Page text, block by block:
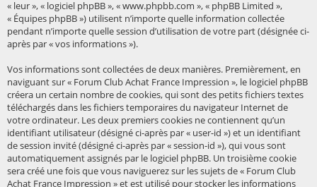
« leur », « logiciel phpBB », « www.phpbb.com », « phpBB Limited »,
« Équipes phpBB ») utilisent n’importe quelle information collectée
pendant n’importe quelle session d’utilisation de votre part (désignée ci-
après par « vos informations »).
Vos informations sont collectées de deux manières. Premièrement, en
naviguant sur « Forum Club Achat France Impression », le logiciel phpBB
créera un certain nombre de cookies, qui sont des petits fichiers textes
téléchargés dans les fichiers temporaires du navigateur Internet de
votre ordinateur. Les deux premiers cookies ne contiennent qu’un
identifiant utilisateur (désigné ci-après par « user-id ») et un identifiant
de session invité (désigné ci-après par « session-id »), qui vous sont
automatiquement assignés par le logiciel phpBB. Un troisième cookie
sera créé une fois que vous naviguerez sur les sujets de « Forum Club
Achat France Impression » et est utilisé pour stocker les informations